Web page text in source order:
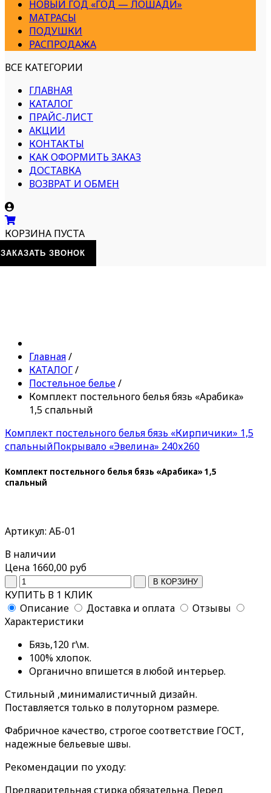
НОВЫЙ ГОД «ГОД — ЛОШАДИ»
МАТРАСЫ
ПОДУШКИ
РАСПРОДАЖА
ВСЕ КАТЕГОРИИ
ГЛАВНАЯ
КАТАЛОГ
ПРАЙС-ЛИСТ
АКЦИИ
КОНТАКТЫ
КАК ОФОРМИТЬ ЗАКАЗ
ДОСТАВКА
ВОЗВРАТ И ОБМЕН
КОРЗИНА ПУСТА
ЗАКАЗАТЬ ЗВОНОК
Главная/
КАТАЛОГ/
Постельное белье/
Комплект постельного белья бязь «Арабика»
1,5 спальный
Комплект постельного белья бязь «Кирпичики» 1,5
спальныйПокрывало «Эвелина» 240х260
Комплект постельного белья бязь «Арабика» 1,5
спальный
Артикул: АБ-01
В наличии
Цена 1660,00 руб
КУПИТЬ В 1 КЛИК
Описание
Доставка и оплата
Отзывы
Характеристики
Бязь,120 г\м.
100% хлопок.
Органично впишется в любой интерьер.
Стильный ,минималистичный дизайн.
Поставляется только в полуторном размере.
Фабричное качество, строгое соответствие ГОСТ,
надежные бельевые швы.
Рекомендации по уходу:
Предварительная стирка обязательна. Перед